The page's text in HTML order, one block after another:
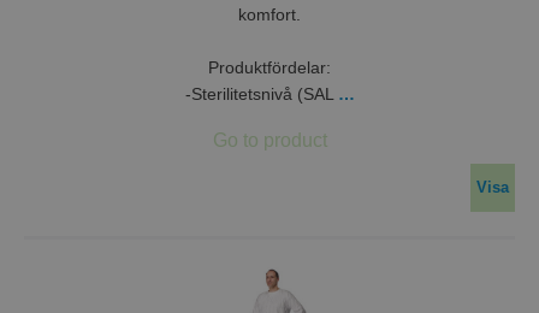
komfort.
Produktfördelar:
-Sterilitetsnivå (SAL …
Visa